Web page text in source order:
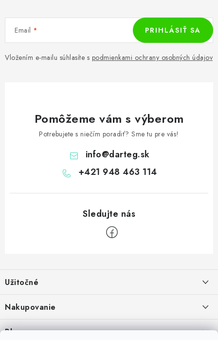
Email
Vložením e-mailu súhlasíte s podmienkami ochrany osobných údajov
PRIHLÁSIŤ SA
Pomôžeme vám s výberom
Potrebujete s niečím poradiť? Sme tu pre vás!
info@darteg.sk
+421 948 463 114
p
ä
i
Užitočné
O nás
Nakupovanie
Ako nakupovať
Blog